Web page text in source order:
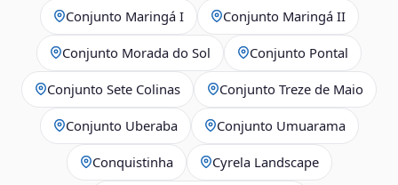
Conjunto Maringá I Conjunto Maringá II
Conjunto Morada do Sol Conjunto Pontal
Conjunto Sete Colinas Conjunto Treze de Maio
Conjunto Uberaba Conjunto Umuarama
Conquistinha Cyrela Landscape